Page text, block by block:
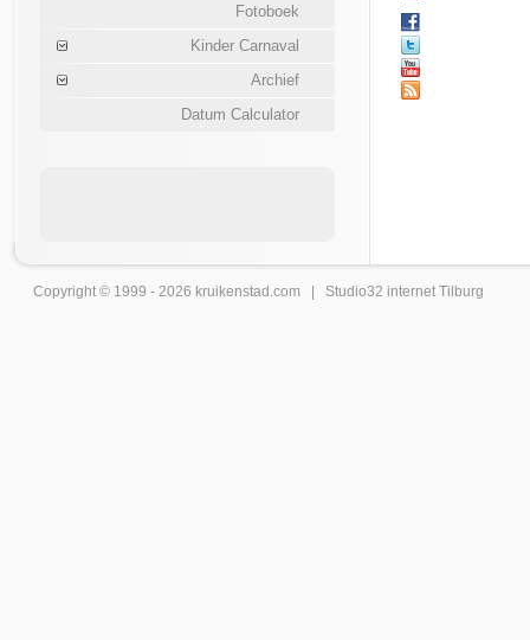
Fotoboek
Kinder Carnaval
Archief
Datum Calculator
Copyright © 1999 - 2026 kruikenstad .com | Studio32 internet Tilburg